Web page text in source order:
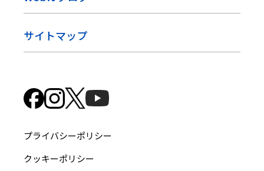
サイトマップ
プライバシーポリシー
クッキーポリシー